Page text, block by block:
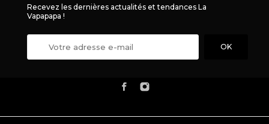
Recevez les dernières actualités et tendances La
Vapapapa !